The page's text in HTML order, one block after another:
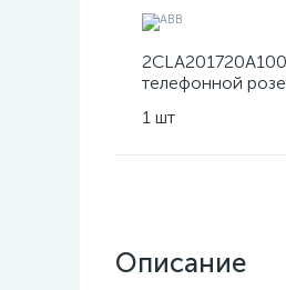
телефонной
1 шт
Описание